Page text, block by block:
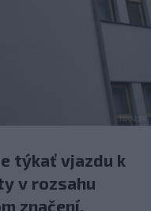
týkať vjazdu k
v rozsahu
značení.